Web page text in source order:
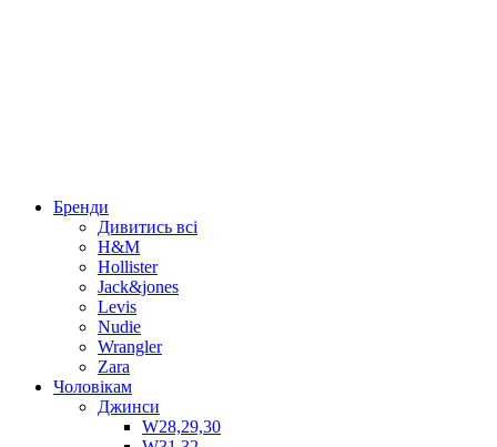
Бренди
Дивитись всі
H&M
Hollister
Jack&jones
Levis
Nudie
Wrangler
Zara
Чоловікам
Джинси
W28,29,30